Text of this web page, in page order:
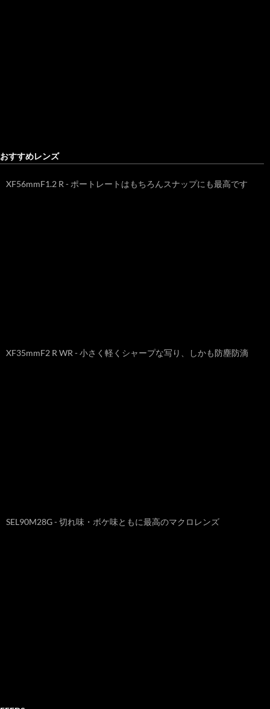
おすすめレンズ
XF56mmF1.2 R - ポートレートはもちろんスナップにも最高です
XF35mmF2 R WR - 小さく軽くシャープな写り、しかも防塵防滴
SEL90M28G - 切れ味・ボケ味ともに最高のマクロレンズ